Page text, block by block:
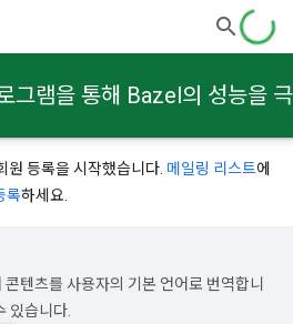
그램을 통해 Bazel의 성능을
원 등록을 시작했습니다. 메일링 리스트에
록하세요.
텐츠를 사용자의 기본 언어로 번역합니
있습니다.